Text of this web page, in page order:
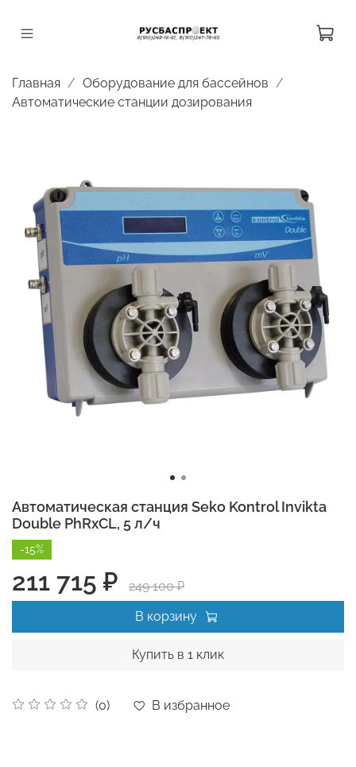
Главная
Оборудование для бассейнов
Автоматические станции дозирования
Автоматическая станция Seko Kontrol Invikta
Double PhRxCL, 5 л/ч
(0) В избранное
-15%
211 715 ₽
249 100 ₽
В корзину
Купить в 1 клик